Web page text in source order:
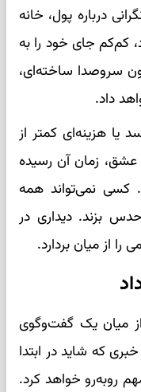
درباره پول، خانه
کم‌کم جای خود را به
سروصدا ساخته‌ای،
داد.
یا هزینه‌ای کمتر از
زمان آن رسیده
کسی نمی‌تواند همه
بزند. دیداری در
از میان بردارد.
میان یک گفت‌وگوی
که شاید در ابتدا
روبه‌رو خواهد کرد.